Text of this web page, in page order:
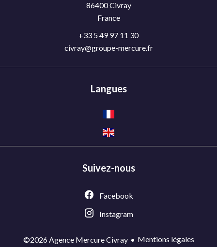
86400Civray
France
+33 5 49 97 11 30
civray@groupe-mercure.fr
Langues
Suivez-nous
Facebook
Instagram
©2026 Agence Mercure Civray Mentions légales